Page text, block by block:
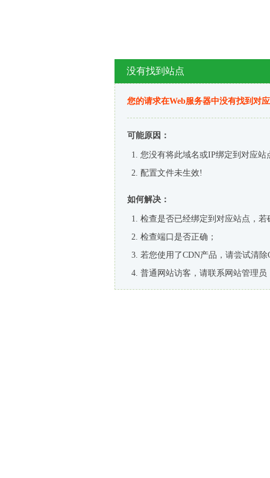
没有找到站点
您的请求在Web服务器中没有找到对
可能原因：
您没有将此域名或IP绑定到对应站
配置文件未生效!
如何解决：
检查是否已经绑定到对应站点，
检查端口是否正确；
若您使用了CDN产品，请尝试清除
普通网站访客，请联系网站管理员